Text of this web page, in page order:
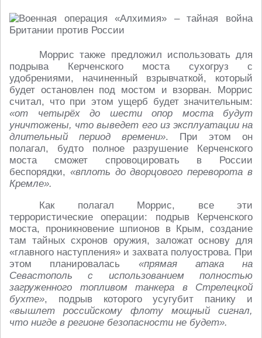
Моррис также предложил использовать для
подрыва Керченского моста сухогруз с
удобрениями, начиненный взрывчаткой, который
будет остановлен под мостом и взорван. Моррис
считал, что при этом ущерб будет значительным:
«от четырёх до шести опор моста будут
уничтожены, что выведет его из эксплуатации на
длительный период времени». При этом он
полагал, будто полное разрушение Керченского
моста сможет спровоцировать в России
беспорядки, «вплоть до дворцового переворота в
Кремле».
Как полагал Моррис, все эти
террористические операции: подрыв Керченского
моста, проникновение шпионов в Крым, создание
там тайных схронов оружия, заложат основу для
«главного наступления» и захвата полуострова. При
этом планировалась «прямая атака на
Севастополь с использованием полностью
загруженного топливом танкера в Стрелецкой
бухте», подрыв которого усугубит панику и
«вышлет российскому флоту мощный сигнал,
что нигде в регионе безопасности не будет».